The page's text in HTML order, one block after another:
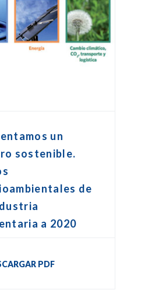
un
sostenible.
de
a 2020
PDF